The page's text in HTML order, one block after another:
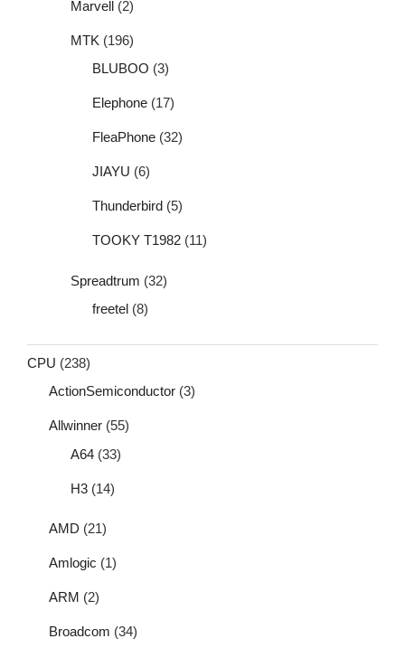
Marvell (2)
MTK (196)
BLUBOO (3)
Elephone (17)
FleaPhone (32)
JIAYU (6)
Thunderbird (5)
TOOKY T1982 (11)
Spreadtrum (32)
freetel (8)
CPU (238)
ActionSemiconductor (3)
Allwinner (55)
A64 (33)
H3 (14)
AMD (21)
Amlogic (1)
ARM (2)
Broadcom (34)